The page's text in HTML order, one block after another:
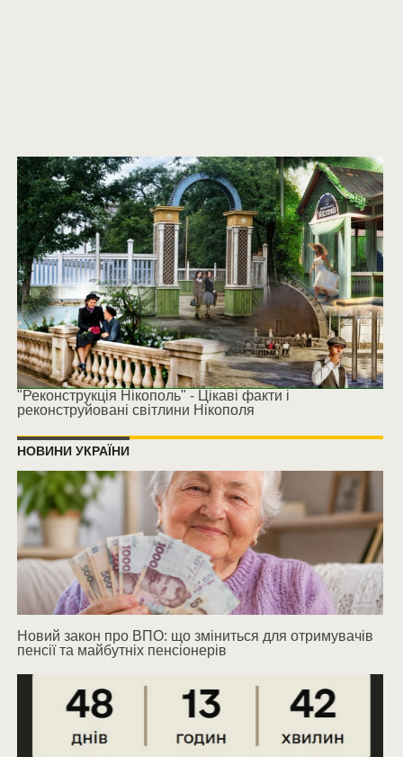
"Реконструкція Нікополь" - Цікаві факти і
реконструйовані світлини Нікополя
НОВИНИ УКРАЇНИ
Новий закон про ВПО: що зміниться для отримувачів
пенсії та майбутніх пенсіонерів